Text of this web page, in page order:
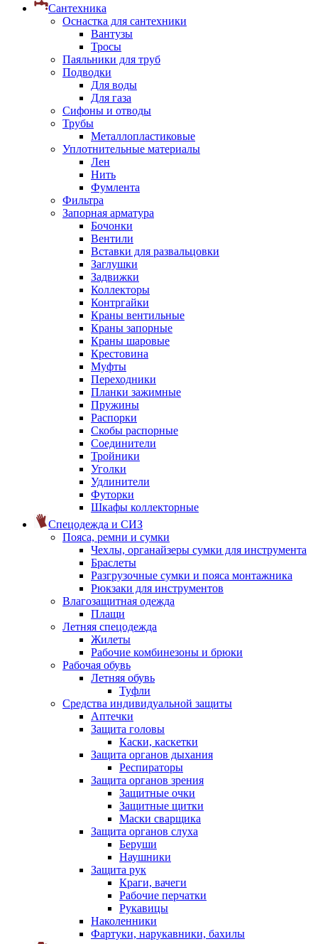
Сантехника
Оснастка для сантехники
Вантузы
Тросы
Паяльники для труб
Подводки
Для воды
Для газа
Сифоны и отводы
Трубы
Металлопластиковые
Уплотнительные материалы
Лен
Нить
Фумлента
Фильтра
Запорная арматура
Бочонки
Вентили
Вставки для развальцовки
Заглушки
Задвижки
Коллекторы
Контргайки
Краны вентильные
Краны запорные
Краны шаровые
Крестовина
Муфты
Переходники
Планки зажимные
Пружины
Распорки
Скобы распорные
Соединители
Тройники
Уголки
Удлинители
Футорки
Шкафы коллекторные
Спецодежда и СИЗ
Пояса, ремни и сумки
Чехлы, органайзеры сумки для инструмента
Браслеты
Разгрузочные сумки и пояса монтажника
Рюкзаки для инструментов
Влагозащитная одежда
Плащи
Летняя спецодежда
Жилеты
Рабочие комбинезоны и брюки
Рабочая обувь
Летняя обувь
Туфли
Средства индивидуальной защиты
Аптечки
Защита головы
Каски, каскетки
Защита органов дыхания
Респираторы
Защита органов зрения
Защитные очки
Защитные щитки
Маски сварщика
Защита органов слуха
Беруши
Наушники
Защита рук
Краги, вачеги
Рабочие перчатки
Рукавицы
Наколенники
Фартуки, нарукавники, бахилы